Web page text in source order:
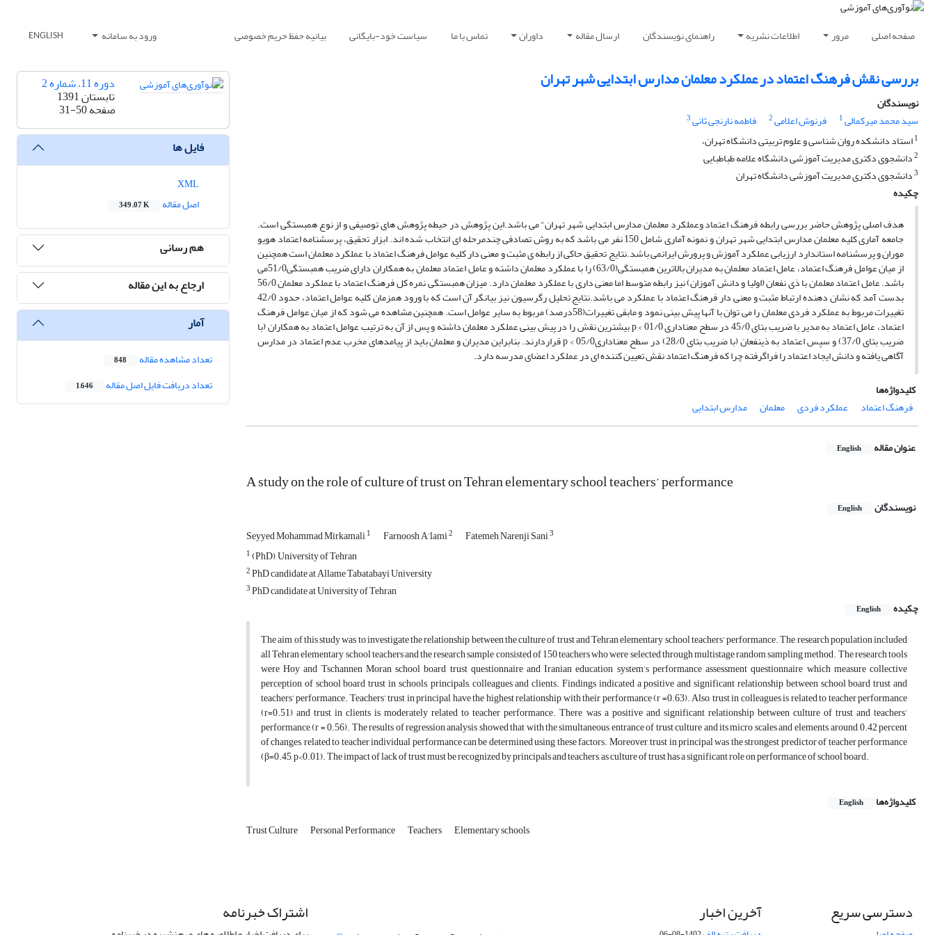
صفحه اصلی مرور اطلاعات نشریه راهنمای نویسندگان ارسال مقاله داوران تماس با ما سیاست خود-بایگانی بیانیه حفظ حریم خصوصی ورود به سامانه ENGLISH
بررسی نقش فرهنگ اعتماد در عملکرد معلمان مدارس ابتدایی شهر تهران
نویسندگان
سید محمد میرکمالی1 فرنوش اعلامی2 فاطمه نارنجی ثانی3
1استاد دانشکده روان شناسی و علوم تربیتی دانشگاه تهران،
2دانشجوی دکتری مدیریت آموزشی دانشگاه علامه طباطبایی
3دانشجوی دکتری مدیریت آموزشی دانشگاه تهران
چکیده
هدف اصلی پژوهش حاضر بررسی رابطه فرهنگ اعتماد وعملکرد معلمان مدارس ابتدایی شهر تهران" می باشد.این پژوهش در حیطه پژوهش های توصیفی و از نوع همبستگی است.
جامعه آماری کلیه معلمان مدارس ابتدایی شهر تهران و نمونه آماری شامل 150 نفر می باشد که به روش تصادفی چندمرحله ای انتخاب شده اند. ابزار تحقیق، پرسشنامه اعتماد هویو
موران و پرسشنامه استاندارد ارزیابی عملکرد آموزش و پرورش ایرانمی باشد.نتایج تحقیق حاکی از رابطه ی مثبت و معنی دار کلیه عوامل فرهنگ اعتماد با عملکرد معلمان است همچنین
از میان عوامل فرهنگ اعتماد، عامل اعتماد معلمان به مدیران بالاترین همبستگی(63/0) را با عملکرد معلمان داشته و عامل اعتماد معلمان به همکاران دارای ضریب همبستگی51/0می
باشد. عامل اعتماد معلمان با ذی نفعان (اولیا و دانش آموزان) نیز رابطه متوسط اما معنی داری با عملکرد معلمان دارد. میزان همبستگی نمره کل فرهنگ اعتماد با عملکرد معلمان 56/0
بدست آمد که نشان دهنده ارتباط مثبت و معنی دار فرهنگ اعتماد با عملکرد می باشد.نتایج تحلیل رگرسیون نیز بیانگر آن است که با ورود همزمان کلیه عوامل اعتماد، حدود 42/0
تغییرات مربوط به عملکرد فردی معلمان را می توان با آنها پیش بینی نمود و مابقی تغییرات(58درصد) مربوط به سایر عوامل است. همچنین مشاهده می شود که از میان عوامل فرهنگ
اعتماد، عامل اعتماد به مدیر با ضریب بتای 45/0 در سطح معناداری 01/0 > p بیشترین نقش را در پیش بینی عملکرد معلمان داشته و پس از آن به ترتیب عوامل اعتماد به همکاران (با
ضریب بتای 37/0) و سپس اعتماد به ذینفعان (با ضریب بتای 28/0) در سطح معناداری05/0 > p قراردارند. بنابراین مدیران و معلمان باید از پیامدهای مخرب عدم اعتماد در مدارس
آگاهی یافته و دانش ایجاد اعتماد را فراگرفته چرا که فرهنگ اعتماد نقش تعیین کننده ای در عملکرد اعضای مدرسه دارد.
کلیدواژه‌ها
فرهنگ اعتماد
عملکرد فردی معلمان مدارس ابتدایی
عنوان مقاله English
A study on the role of culture of trust on Tehran elementary school teachers’ performance
نویسندگان English
Seyyed Mohammad Mirkamali1 Farnoosh A’lami2 Fatemeh Narenji Sani3
1(PhD), University of Tehran
2PhD candidate at Allame Tabatabayi University
3PhD candidate at University of Tehran
چکیده
English
The aim of this study was to investigate the relationship between the culture of trust and Tehran elementary school teachers’ performance. The research population included
all Tehran elementary school teachers and the research sample consisted of 150 teachers who were selected through multistage random sampling method. The research tools
were Hoy and Tschannen Moran school board trust questionnaire and Iranian education system’s performance assessment questionnaire which measure collective
perception of school board trust in schools, principals, colleagues and clients. Findings indicated a positive and significant relationship between school board trust and
teachers’ performance. Teachers’ trust in principal have the highest relationship with their performance (r =0.63). Also, trust in colleagues is related to teacher performance
(r=0.51) and trust in clients is moderately related to teacher performance. There was a positive and significant relationship between culture of trust and teachers’
performance (r = 0.56). The results of regression analysis showed that with the simultaneous entrance of trust culture and its micro scales and elements, around 0.42 percent
of changes, related to teacher individual performance can be determined using these factors. Moreover, trust in principal was the strongest predictor of teacher performance
(β=0.45, p<0.01). The impact of lack of trust must be recognized by principals and teachers, as culture of trust has a significant role on performance of school board.
کلیدواژه‌ها English
Trust Culture Personal Performance Teachers Elementary schools
دوره 11، شماره 2
تابستان 1391
صفحه31-50
فایل ها
اصل مقاله
349.07 K
هم رسانی
ارجاع به این مقاله
آمار
تعداد مشاهده مقاله 848
تعداد دریافت فایل اصل مقاله 1,646
دسترسی سریع آخرین اخبار اشتراک خبرنامه